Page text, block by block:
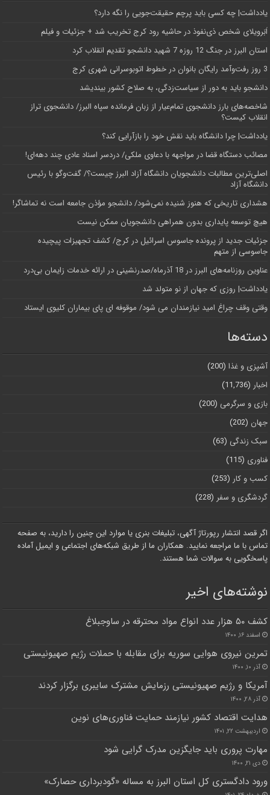
یادداشت| ‌چه کسی باید پرچم حقیقت‌جویی را نگه دارد؟
اَبَر‌ویلای شخص ذی‌نفوذ در حاشیه‌ رود کرج تخریب شد + جزئیات و فیلم
استان البرز در جنگ 12 روزه 7 شهید دانشجو تقدیم انقلاب کرد
3 روز رفت‌وآمد رایگان بانوان در خطوط اتوبوسرانی شهری کرج
دانشجو باید به دور از سیاست‌زدگی، به صلاح کشور بیندیشد
شاخصه‌های بارز دانشجوی تمام‌عیار از زبان فرمانده سپاه البرز/ دانشجوی تراز
انقلاب کیست؟
یادداشت| چرا دانشگاه باید نقش خود را بازآرایی کند؟
مصائب دستگاه قضا در مواجهه با دعاوی ملکی/ دردسر اسناد عادی چند‌ دهه‌ای!
اصلی‌ترین مطالبات دانشجویان دانشگاه آزاد البرز چیست؟/ گفت‌وگو با رئیس
دانشگاه آز‌اد
هشداری تاریخی که هنوز شنیده نمی‌شود/ دانشجو مؤذن جامعه است نه تماشاگر!
هیچ توسعه پایداری بدون همراهی دانشجویان ممکن نیست
جزئیات جدید از پرونده جاسوس اسرائیل در کرج/‌ کشف تجهیزات پیچیده
جاسوسی از متهم
عناوین روزنامه‌های البرز در ‌18 آذرماه/صدرنشینی در ارائه خدمات زایمان بی‌درد
یادداشت| روزی که جهان از نو متولد شد
وقتی وقف چراغ امید نیازمندان می شود/ موقوفه ای پای بیماران کلیوی ایستاد
دسته‌ها
آشپزی و غذا (200)
اخبار (11,736)
بازی و سرگرمی (200)
جهان (202)
سبک زندگی (63)
فناوری (115)
کسب و کار (253)
گردشگری و سفر (228)
اگر قصد انتشار رپورتاژ آگهی، تبلیغات بنری یا موارد این چنین را دارید، به صفحه
تماس با ما مراجعه نمایید. همکاران ما از طریق شبکه‌های اجتماعی و ایمیل آماده
پاسخگویی به سوالات شما هستند.
نوشته‌های اخیر
کشف ۵۰ هزار عدد انواع مواد محترقه در ساوجبلاغ
اسفند ۱۶, ۱۴۰۰
تمرین نیروی هوایی سوریه برای مقابله با حملات رژیم صهیونیستی
آذر ۱۰, ۱۴۰۰
آمریکا و رژیم صهیونیستی رزمایش مشترک سایبری برگزار کردند
آذر ۲۸, ۱۴۰۰
هدایت اقتصاد کشور نیازمند حمایت فناوری‌های نوین
اردیبهشت ۲۲, ۱۴۰۱
مهارت پروری باید جایگزین مدرک گرایی شود
دی ۲۱, ۱۴۰۰
ورود دادگستری کل استان البرز به مساله «گودبرداری حصارک»